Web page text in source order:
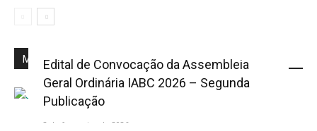
Mais Popular
Edital de Convocação da Assembleia
Geral Ordinária IABC 2026 – Segunda
Publicação
2 de fevereiro de 2026